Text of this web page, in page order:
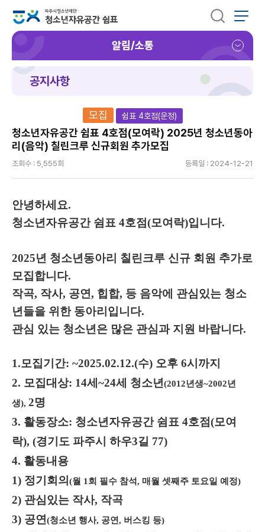
알림/소통
공지사항
모집 쉼표 4호점(운정)
청소년자유공간 쉼표 4호점(모여락) 2025년 청소년동아
리(음악) 칠린크루 신규회원 추가모집
조회수 : 5,555회 등록일 : 2024-12-21
안녕하세요.
청소년자유공간 쉼표 4호점(모여락)입니다.
2025년 청소년동아리 칠린크루 신규 회원 추가로
모집합니다.
작곡, 작사, 공연, 힙합, 등 음악에 관심있는 청소
년들을 위한 동아리입니다.
관심 있는 청소년은 많은 관심과 지원 바랍니다.
1.모집기간: ~2025.02.12.(수) 오후 6시까지
2. 모집대상: 14세~24세 청소년 (2012년생~2002년
생), 2명
3. 활동장소: 청소년자유공간 쉼표 4호점(모여
락), (경기도 파주시 하우3길 77)
4. 활동내용
1) 정기회의 (월 1회 필수 참석, 매월 셋째주 토요일 예정)
2) 관심있는 작사, 작곡
3) 공연 (청소년 행사, 공연, 버스킹 등)